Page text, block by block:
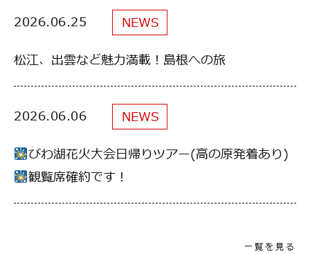
2026.06.25
NEWS
松江、出雲など魅力満載！島根への旅
2026.06.06
NEWS
びわ湖花火大会日帰りツアー(高の原発着あり)
観覧席確約です！
2026.06.25
NEWS
松江、出雲など魅力満載！島根への旅
2026.06.06
NEWS
びわ湖花火大会日帰りツアー(高の原発着あり)
観覧席確約です！
一覧を見る